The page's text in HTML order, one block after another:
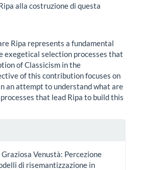
alla costruzione di questa
Ripa represents a fundamental
exegetical selection processes that
of Classicism in the
of this contribution focuses on
an attempt to understand what are
that lead Ripa to build this
Venustà: Percezione
di risemantizzazione in